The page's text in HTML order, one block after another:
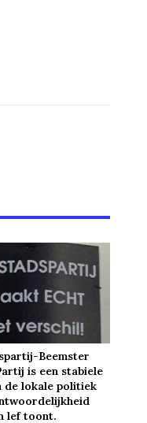
Beemster
is een stabiele
de lokale politiek
lef toont.